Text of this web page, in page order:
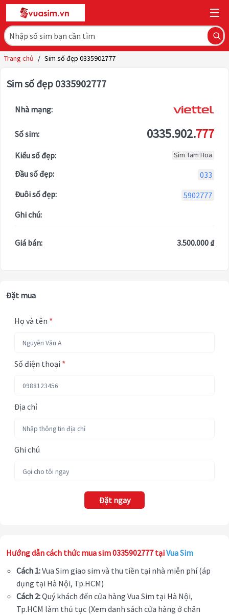
Trang chủ / Sim số đẹp 0335902777
Sim số đẹp 0335902777
Nhà mạng:
Số sim: 0335.902.777
Kiểu số đẹp: Sim Tam Hoa
Đầu số đẹp:
033
Đuôi số đẹp:
5902777
Ghi chú:
Giá bán: 3.500.000 ₫
Đặt mua
Họ và tên *
Số điện thoại *
Địa chỉ
Ghi chú
Đặt ngay
Hướng dẫn cách thức mua sim 0335902777 tạiVua Sim
Cách 1:Vua Sim giao sim và thu tiền tại nhà miễn phí (áp
dụng tại Hà Nội, Tp.HCM)
Cách 2:Quý khách đến cửa hàng Vua Sim tại Hà Nội,
Tp.HCM làm thủ tục (Xem danh sách cửa hàng ở chân